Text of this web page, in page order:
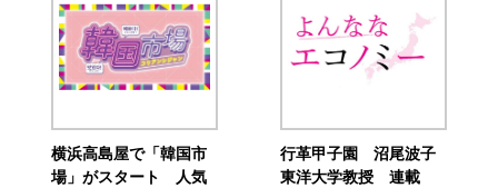
横浜高島屋で「韓国市
場」がスタート 人気
行革甲子園 沼尾波子
東洋大学教授 連載